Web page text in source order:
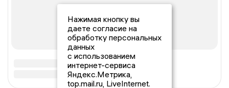
Нажимая кнопку вы
даете согласие на
обработку персональных
данных
с использованием
интернет-сервиса
Яндекс.Метрика,
top.mail.ru, LiveInternet.